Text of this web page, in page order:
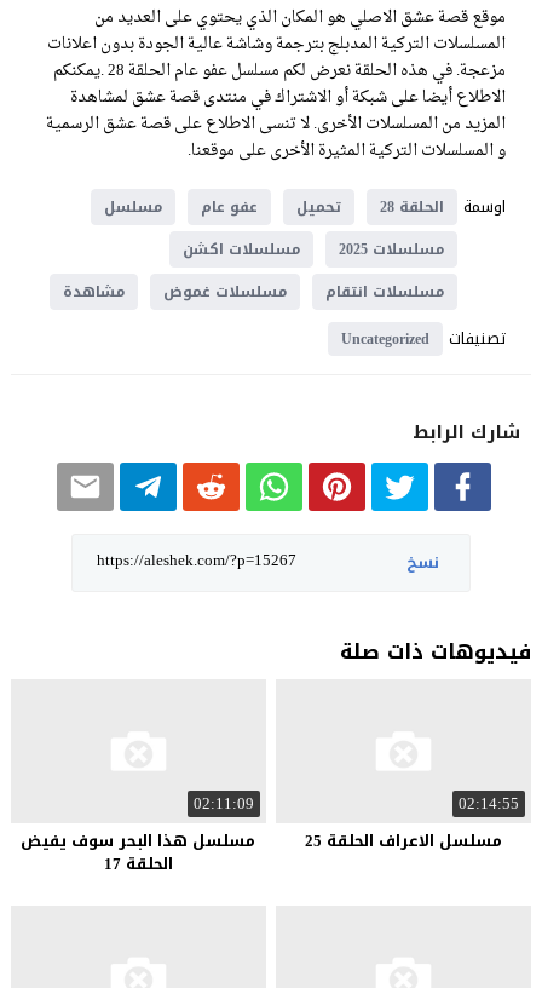
موقع قصة عشق الاصلي هو المكان الذي يحتوي على العديد من
المسلسلات التركية المدبلج بترجمة وشاشة عالية الجودة بدون اعلانات
مزعجة. في هذه الحلقة نعرض لكم مسلسل عفو عام الحلقة 28 .يمكنكم
الاطلاع أيضا على شبكة أو الاشتراك في منتدى قصة عشق لمشاهدة
المزيد من المسلسلات الأخرى. لا تنسى الاطلاع على قصة عشق الرسمية
و المسلسلات التركية المثيرة الأخرى على موقعنا.
اوسمة
الحلقة 28 تحميل عفو عام
مسلسل
مسلسلات 2025
مسلسلات اكشن
مسلسلات انتقام
مسلسلات غموض مشاهدة
تصنيفات Uncategorized
شارك الرابط
نسخ
فيديوهات ذات صلة
02:14:55
مسلسل الاعراف الحلقة 25
02:11:09
مسلسل هذا البحر سوف يفيض
الحلقة 17